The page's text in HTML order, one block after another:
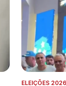
ELEIÇÕES 2026